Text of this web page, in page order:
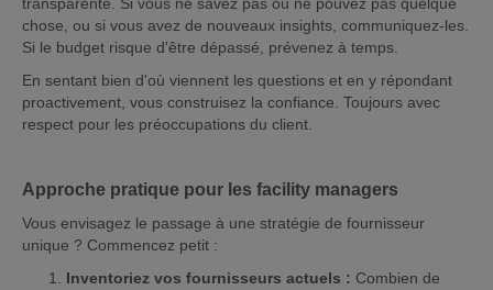
chose, ou si vous avez de nouveaux insights, communiquez-les.
Si le budget risque d'être dépassé, prévenez à temps.
En sentant bien d'où viennent les questions et en y répondant
proactivement, vous construisez la confiance. Toujours avec
respect pour les préoccupations du client.
Approche pratique pour les facility managers
Vous envisagez le passage à une stratégie de fournisseur
unique ? Commencez petit :
Inventoriez vos fournisseurs actuels : Combien de